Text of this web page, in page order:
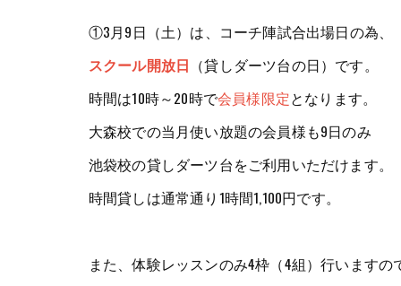
①3月9日（土）は、コーチ陣試合出場日の為、
スクール開放日 （貸しダーツ台の日）です。
時間は10時～20時で会員様限定となります。
大森校での当月使い放題の会員様も9日のみ
池袋校の貸しダーツ台をご利用いただけます。
時間貸しは通常通り1時間1,100円です。
また、体験レッスンのみ4枠（4組）行いますの